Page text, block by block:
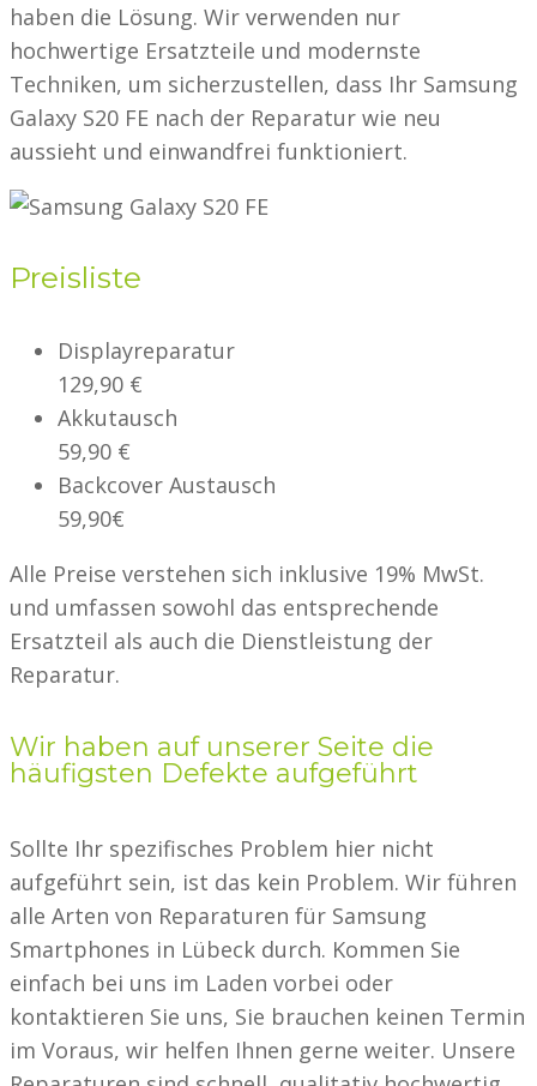
haben die Lösung. Wir verwenden nur
hochwertige Ersatzteile und modernste
Techniken, um sicherzustellen, dass Ihr Samsung
Galaxy S20 FE nach der Reparatur wie neu
aussieht und einwandfrei funktioniert.
Preisliste
Displayreparatur
129,90 €
Akkutausch
59,90 €
Backcover Austausch
59,90€
Alle Preise verstehen sich inklusive 19% MwSt.
und umfassen sowohl das entsprechende
Ersatzteil als auch die Dienstleistung der
Reparatur.
Wir haben auf unserer Seite die
häufigsten Defekte aufgeführt
Sollte Ihr spezifisches Problem hier nicht
aufgeführt sein, ist das kein Problem. Wir führen
alle Arten von Reparaturen für Samsung
Smartphones in Lübeck durch. Kommen Sie
einfach bei uns im Laden vorbei oder
kontaktieren Sie uns, Sie brauchen keinen Termin
im Voraus, wir helfen Ihnen gerne weiter. Unsere